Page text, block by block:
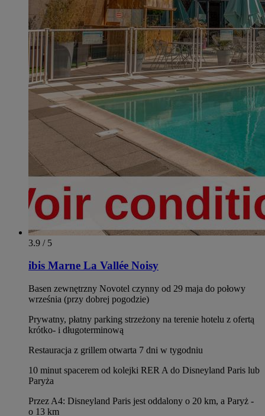
3.9 / 5
ibis Marne La Vallée Noisy
Basen zewnętrzny Novotel czynny od 29 maja do połowy
września (przy dobrej pogodzie)
Prywatny, płatny parking strzeżony na terenie hotelu z ofertą
krótko- i długoterminową
Restauracja z grillem otwarta 7 dni w tygodniu
10 minut spacerem od kolejki RER A do Disneyland Paris lub
Paryża
Przez A4: Disneyland Paris jest oddalony o 20 km, a Paryż -
o 13 km